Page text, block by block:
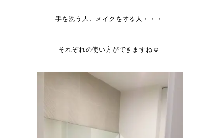
手を洗う人、メイクをする人・・・
それぞれの使い方ができますね☺️